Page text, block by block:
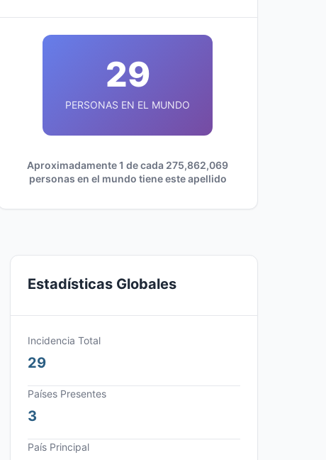
29
PERSONAS EN EL MUNDO
Aproximadamente 1 de cada 275,862,069
personas en el mundo tiene este apellido
Estadísticas Globales
Incidencia Total
29
Países Presentes
3
País Principal